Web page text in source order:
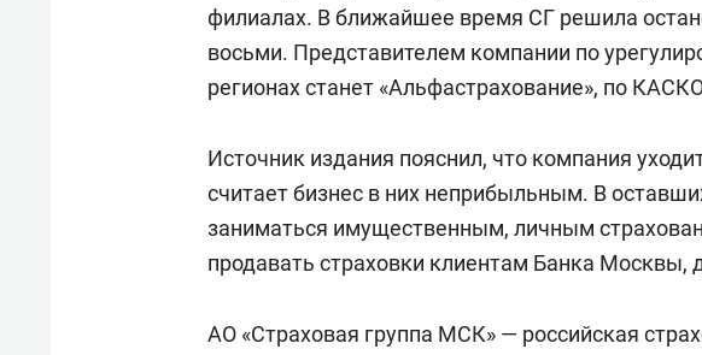
филиалах. В ближайшее время СГ решила
восьми. Представителем компании по
регионах станет «Альфастрахование», по
Источник издания пояснил, что компания
считает бизнес в них неприбыльным. В
заниматься имущественным, личным
продавать страховки клиентам Банка Москвы,
АО «Страховая группа МСК» — российская